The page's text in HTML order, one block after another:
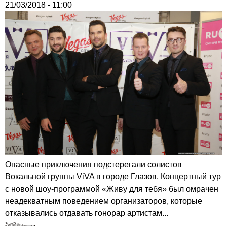
21/03/2018 - 11:00
Опасные приключения подстерегали солистов
Вокальной группы ViVA в городе Глазов. Концертный тур
с новой шоу-программой «Живу для тебя» был омрачен
неадекватным поведением организаторов, которые
отказывались отдавать гонорар артистам...